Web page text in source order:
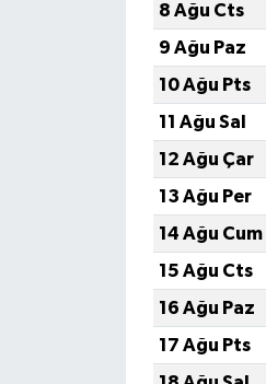
8 Ağu Cts
9 Ağu Paz
10 Ağu Pts
11 Ağu Sal
12 Ağu Çar
13 Ağu Per
14 Ağu Cum
15 Ağu Cts
16 Ağu Paz
17 Ağu Pts